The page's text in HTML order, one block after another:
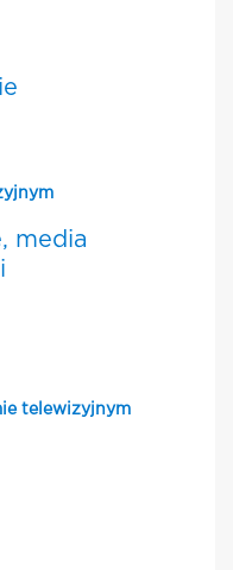
media
telewizyjnym